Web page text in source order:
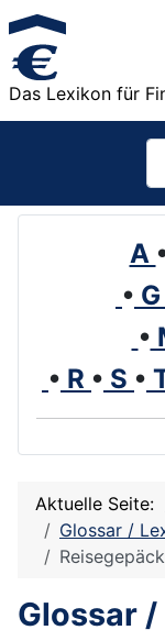
Das Lexikon für
A
• G
•
• R • S •
Aktuelle Seite:
Glossar /
Glossar